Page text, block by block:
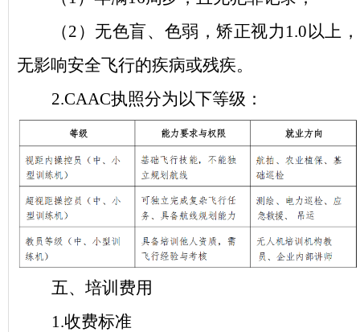
（2）无色盲、色弱，矫正视力1.0以上，
无影响安全飞行的疾病或残疾。
2.CAAC执照分为以下等级：
五、培训费用
1.收费标准